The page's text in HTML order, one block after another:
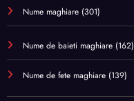
Nume maghiare (301)
Nume de baieti maghiare (162)
Nume de fete maghiare (139)